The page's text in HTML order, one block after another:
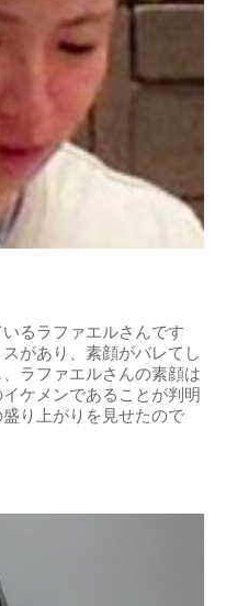
るラファエルさんです
があり、素顔がバレてし
ラファエルさんの素顔は
ケメンであることが判明
り上がりを見せたので